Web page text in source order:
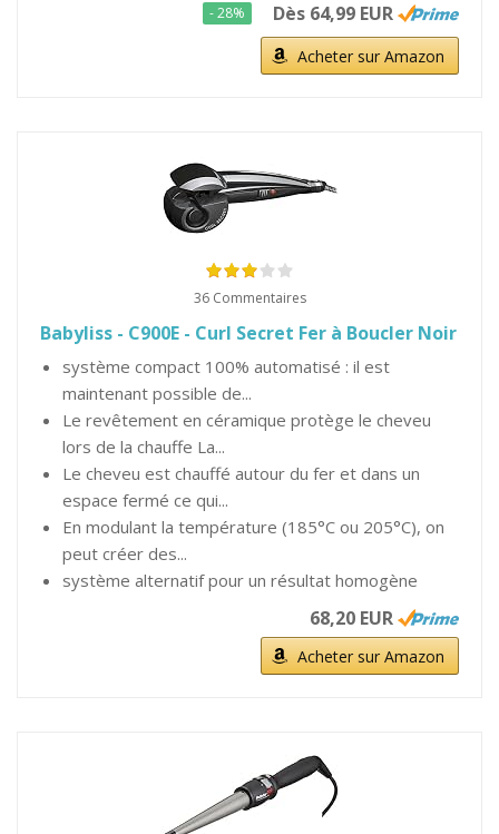
- 28% Dès 64,99 EUR
Acheter sur Amazon
36 Commentaires
Babyliss - C900E - Curl Secret Fer à Boucler Noir
système compact 100% automatisé : il est
maintenant possible de...
Le revêtement en céramique protège le cheveu
lors de la chauffe La...
Le cheveu est chauffé autour du fer et dans un
espace fermé ce qui...
En modulant la température (185°C ou 205°C), on
peut créer des...
système alternatif pour un résultat homogène
68,20 EUR
Acheter sur Amazon